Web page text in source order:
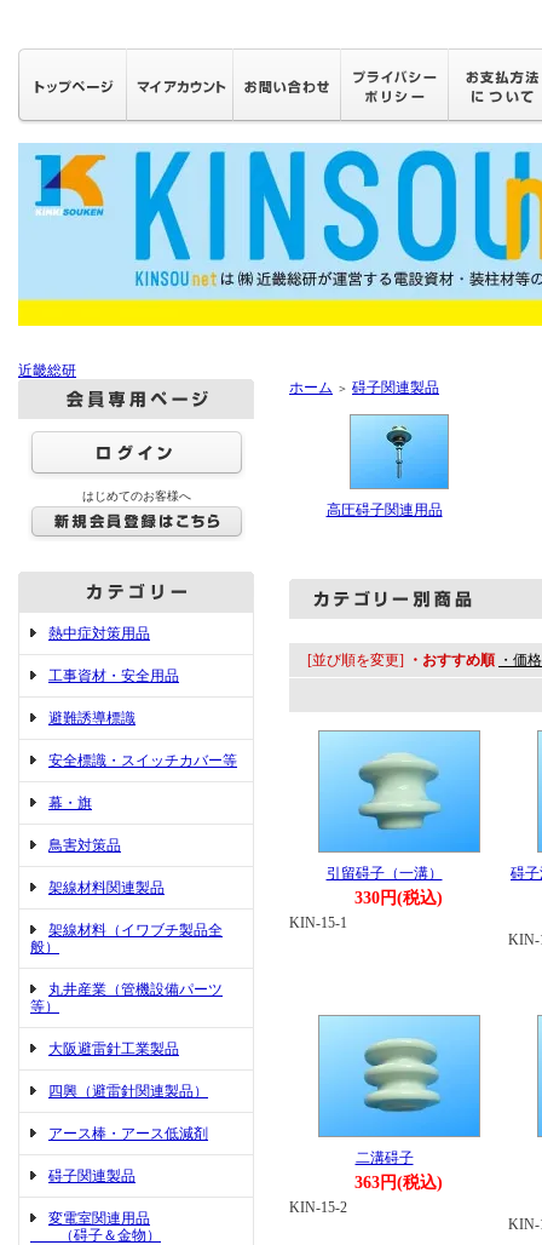
近畿総研
はじめてのお客様へ
熱中症対策用品
工事資材・安全用品
避難誘導標識
安全標識・スイッチカバー等
幕・旗
鳥害対策品
架線材料関連製品
架線材料（イワブチ製品全
般）
丸井産業（管機設備パーツ
等）
大阪避雷針工業製品
四興（避雷針関連製品）
アース棒・アース低減剤
碍子関連製品
変電室関連用品
（碍子＆金物）
ホーム ＞ 碍子関連製品
高圧碍子関連用品
[並び順を変更] ・おすすめ順 ・価
引留碍子（一溝）
330円(税込)
KIN-15-1
碍
KIN-
二溝碍子
363円(税込)
KIN-15-2
KIN-